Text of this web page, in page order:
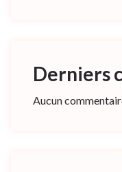
Derniers
Aucun